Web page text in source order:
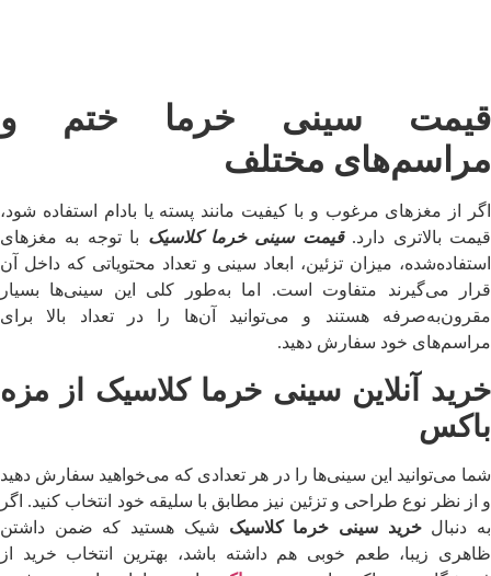
قیمت سینی خرما ختم و
مراسم‌های مختلف
اگر از مغزهای مرغوب و با کیفیت مانند پسته یا بادام استفاده شود،
قیمت بالاتری دارد. قیمت سینی خرما کلاسیک با توجه به مغزهای
استفاده‌شده، میزان تزئین، ابعاد سینی و تعداد محتویاتی که داخل آن
قرار می‌گیرند متفاوت است. اما به‌طور کلی این سینی‌ها بسیار
مقرون‌به‌صرفه هستند و می‌توانید آن‌ها را در تعداد بالا برای
مراسم‌های خود سفارش دهید.
خرید آنلاین سینی خرما کلاسیک از مزه
باکس
شما می‌توانید این سینی‌ها را در هر تعدادی که می‌خواهید سفارش دهید
و از نظر نوع طراحی و تزئین نیز مطابق با سلیقه خود انتخاب کنید. اگر
به‌ دنبالخرید سینی خرما کلاسیک شیک هستید که ضمن داشتن
ظاهری زیبا، طعم خوبی هم داشته باشد، بهترین انتخاب خرید از